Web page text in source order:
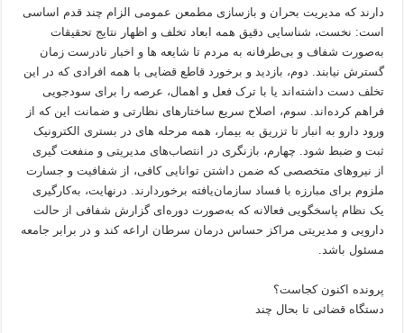
دارند که مدیریت بحران و بازسازی مطمعن عمومی الزام چند قدم اساسی
است: نخست، شناسایی دقیق همه ابعاد تخلف و اظهار نتایج تحقیقات
به‌صورت شفاف و بی‌طرفانه به مردم تا شایعه ها و اخبار نادرست زمان
گسترش نیابند. دوم، بازدید و برخورد قاطع قضایی با همه افرادی که در این
تخلف دست داشته‌اند یا با ترک فعل و اهمال، عرصه را برای سودجویی
فراهم کرده‌اند. سوم، اصلاح سریع ساختارهای نظارتی و ضمانت این که از
ورود دارو به انبار تا تزریق به بیمار، همه مرحله های در بستری الکترونیک
ثبت و ضبط شود. چهارم، بازنگری در انتصاب‌های مدیریتی و منفعت گیری
از نیروهای متخصصی که ضمن داشتن توانایی کافی، از شفافیت و جسارت
ملزوم برای مبارزه با فساد سازمان‌یافته برخوردارند. درنهایت، به‌کارگیری
یک نظام پاسخگویی فعالانه که به‌صورت دوره‌ای گزارش شفافی از حالت
دارویی و مدیریتی مراکز حساس درمان سرطان اراعه کند و در برابر جامعه
مسئول باشد.
پرونده اکنون کجاست؟
دستگاه قضائی تا بحال چند